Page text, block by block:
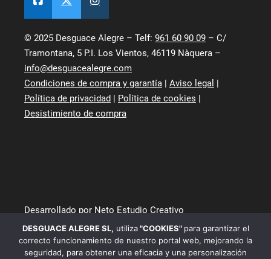
© 2025 Desguace Alegre – Telf: 961 60 90 09 – C/
Tramontana, 5 P.I. Los Vientos, 46119 Nàquera –
info@desguacealegre.com
Condiciones de compra y garantía | Aviso legal |
Política de privacidad | Política de cookies |
Desistimiento de compra
Desarrollado por Neto Estudio Creativo
DESGUACE ALEGRE SL, utiliza"COOKIES" para garantizar el
correcto funcionamiento de nuestro portal web, mejorando la
seguridad, para obtener una eficacia y una personalización